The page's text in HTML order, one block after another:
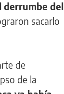
derrumbe del
sacarlo
de
de la